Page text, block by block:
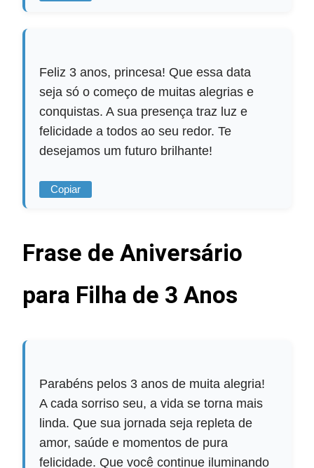
Feliz 3 anos, princesa! Que essa data
seja só o começo de muitas alegrias e
conquistas. A sua presença traz luz e
felicidade a todos ao seu redor. Te
desejamos um futuro brilhante!
Copiar
Frase de Aniversário
para Filha de 3 Anos
Parabéns pelos 3 anos de muita alegria!
A cada sorriso seu, a vida se torna mais
linda. Que sua jornada seja repleta de
amor, saúde e momentos de pura
felicidade. Que você continue iluminando